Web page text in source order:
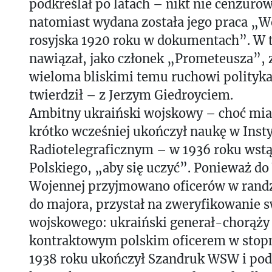
podkreślał po latach – nikt nie
natomiast wydana została jego praca
rosyjska 1920 roku w dokumentach”. W
nawiązał, jako członek „Prometeusza”,
wieloma bliskimi temu ruchowi
twierdził – z Jerzym Giedroyciem.
Ambitny ukraiński wojskowy – choć
krótko wcześniej ukończył naukę w
Radiotelegraficznym – w 1936 roku
Polskiego, „aby się uczyć”. Ponieważ do
Wojennej przyjmowano oficerów w
do majora, przystał na zweryfikowanie
wojskowego: ukraiński generał-chorąży
kontraktowym polskim oficerem w
1938 roku ukończył Szandruk WSW i